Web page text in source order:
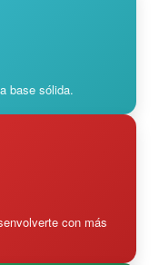
base sólida.
con más